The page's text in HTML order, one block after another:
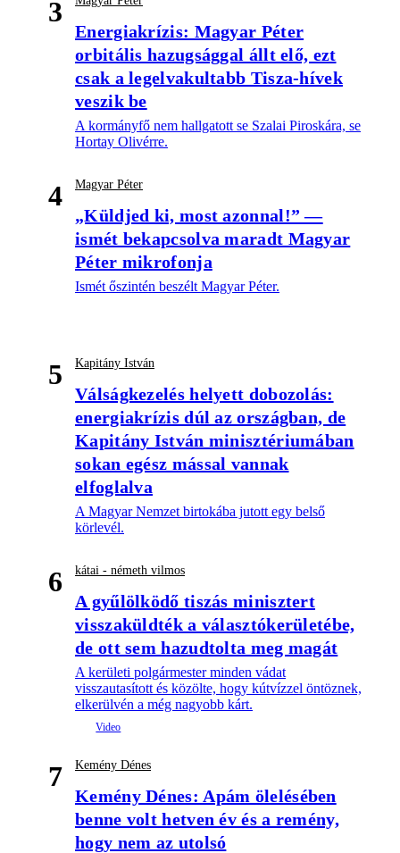
3
Energiakrízis: Magyar Péter
orbitális hazugsággal állt elő, ezt
csak a legelvakultabb Tisza-hívek
veszik be
A kormányfő nem hallgatott se Szalai Piroskára, se
Hortay Olivérre.
4 Magyar Péter
„Küldjed ki, most azonnal!” —
ismét bekapcsolva maradt Magyar
Péter mikrofonja
Ismét őszintén beszélt Magyar Péter.
5 Kapitány István
Válságkezelés helyett dobozolás:
energiakrízis dúl az országban, de
Kapitány István minisztériumában
sokan egész mással vannak
elfoglalva
A Magyar Nemzet birtokába jutott egy belső
körlevél.
6 kátai - németh vilmos
A gyűlölködő tiszás minisztert
visszaküldték a választókerületébe,
de ott sem hazudtolta meg magát
A kerületi polgármester minden vádat
visszautasított és közölte, hogy kútvízzel öntöznek,
elkerülvén a még nagyobb kárt.
7 Kemény Dénes
Kemény Dénes: Apám ölelésében
benne volt hetven év és a remény,
hogy nem az utolsó